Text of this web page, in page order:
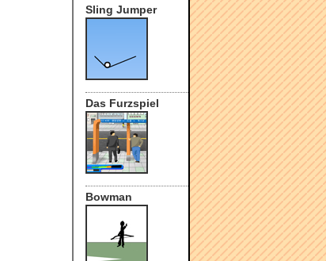
Sling Jumper
Das Furzspiel
Bowman